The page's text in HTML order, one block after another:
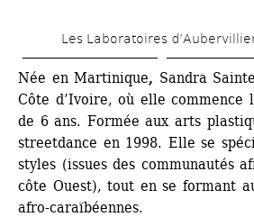
to
main
content
Les Laboratoires
Née en Martinique, Sandra
Côte d’Ivoire, où elle commence
de 6 ans. Formée aux arts
streetdance en 1998. Elle se
styles (issues des communautés
côte Ouest), tout en se formant
afro-caraïbéennes.